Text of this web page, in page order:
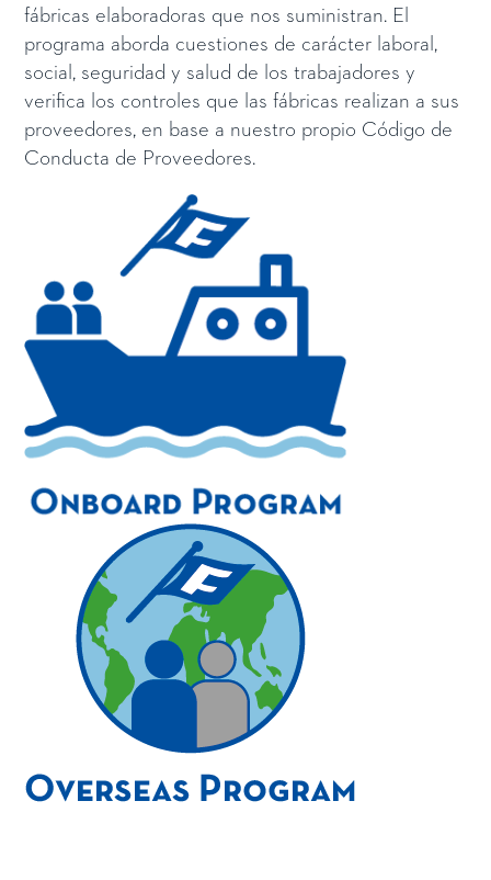
fábricas elaboradoras que nos suministran. El
programa aborda cuestiones de carácter laboral,
social, seguridad y salud de los trabajadores y
verifica los controles que las fábricas realizan a sus
proveedores, en base a nuestro propio Código de
Conducta de Proveedores.